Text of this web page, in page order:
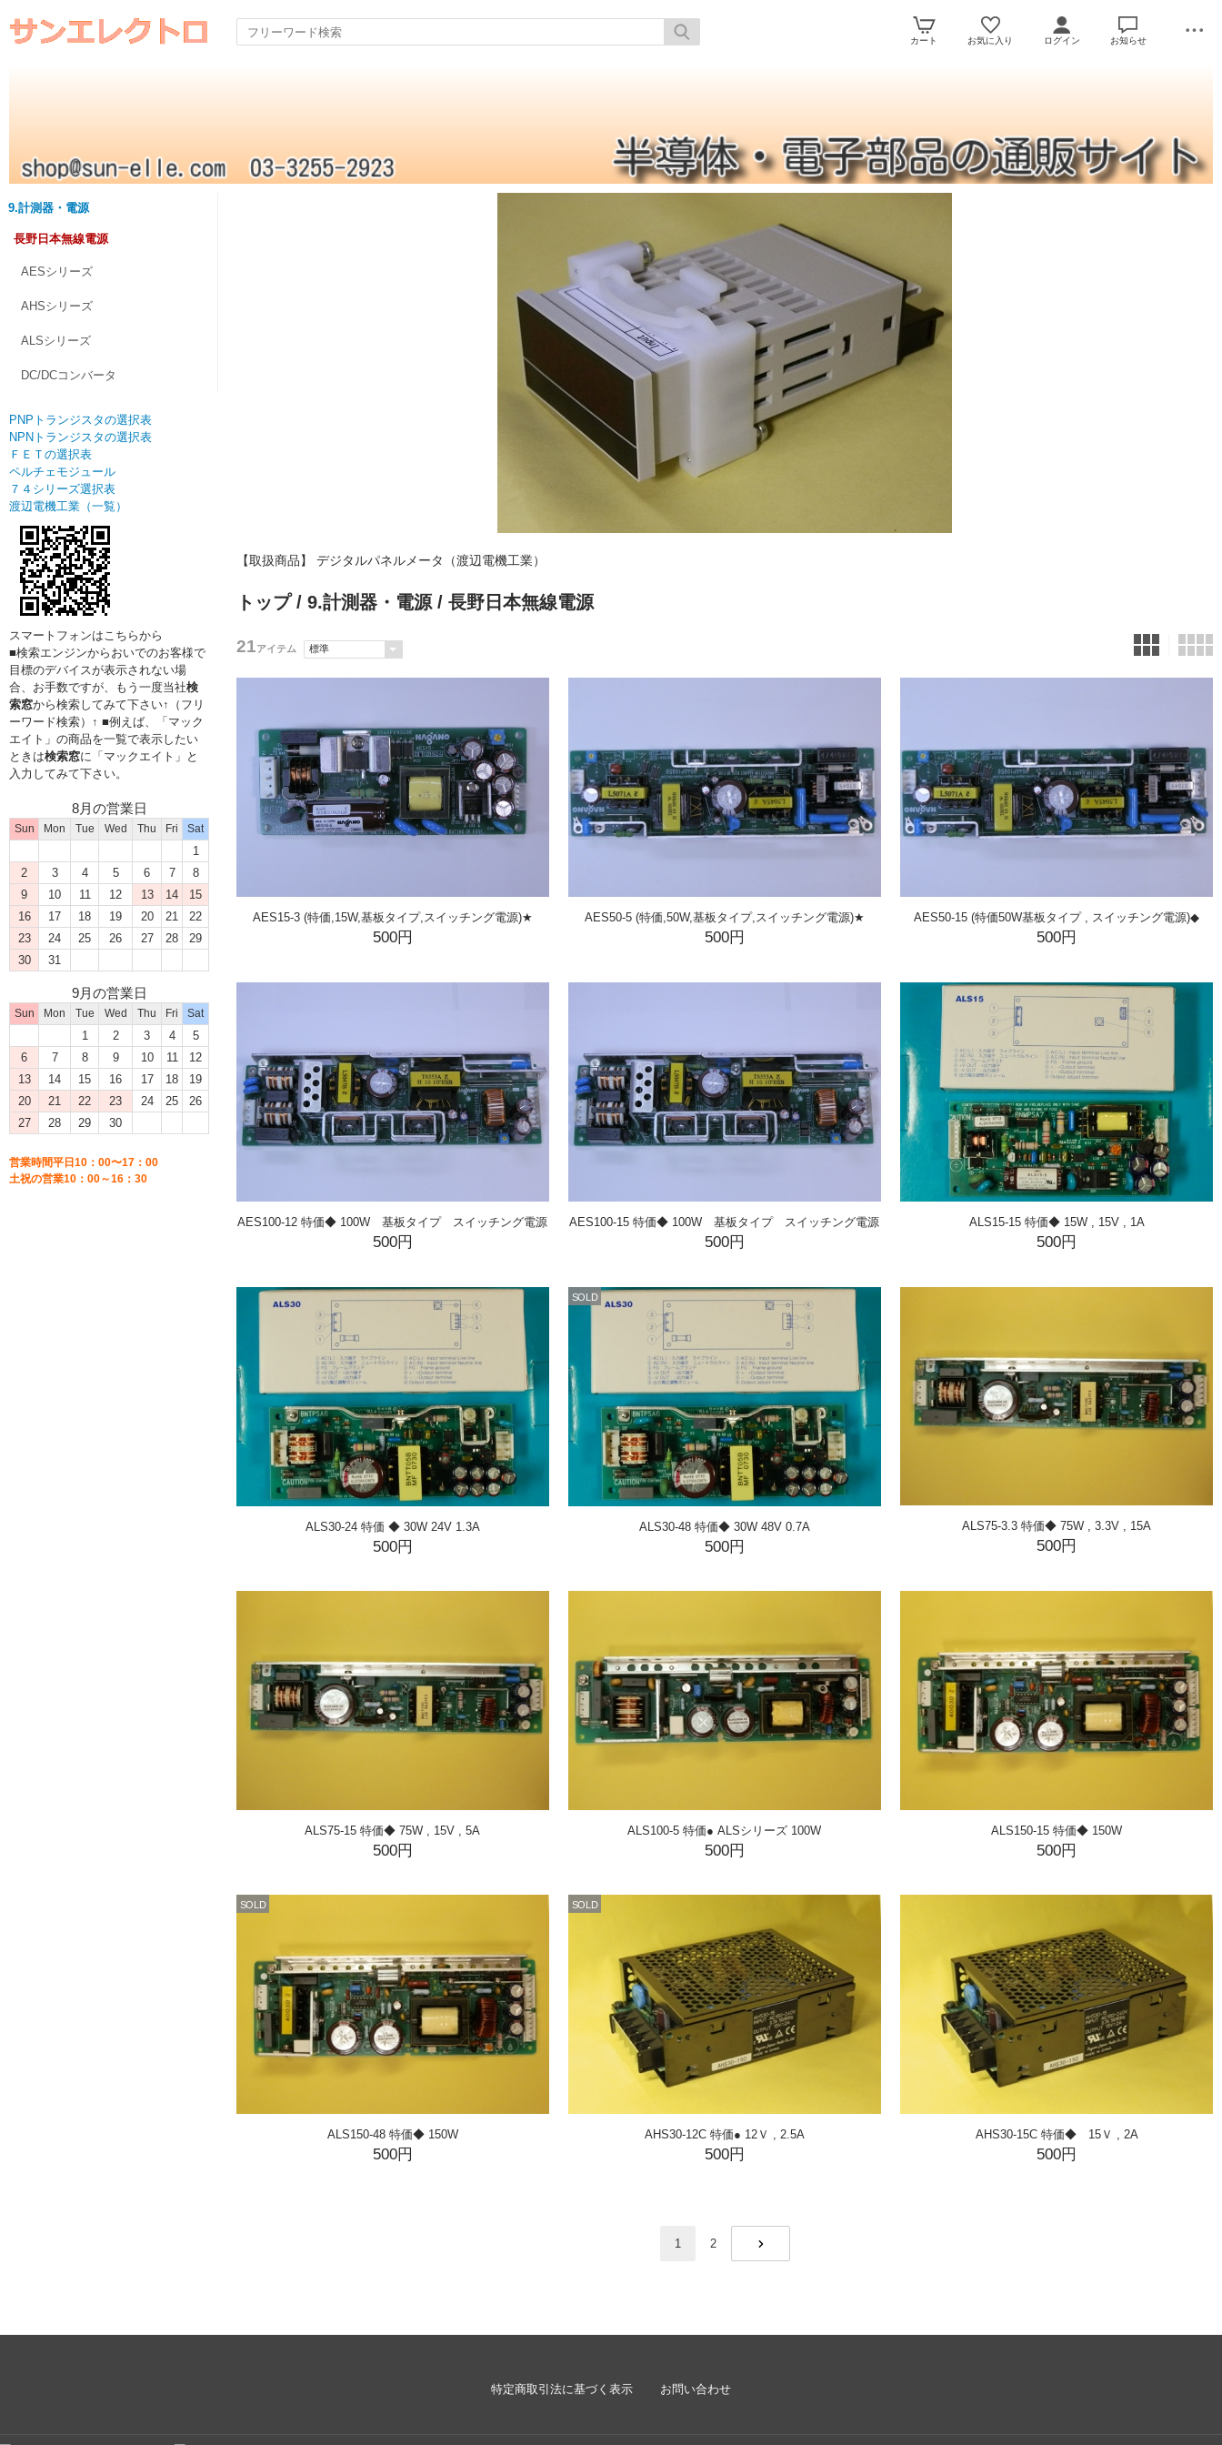
カート お気に入り ログイン お知らせ
9.計測器・電源
長野日本無線電源
AESシリーズ
AHSシリーズ
ALSシリーズ
DC/DCコンバータ
PNPトランジスタの選択表
NPNトランジスタの選択表
ＦＥＴの選択表
ペルチェモジュール
７４シリーズ選択表
渡辺電機工業（一覧）
スマートフォンはこちらから
■検索エンジンからおいでのお客様で
目標のデバイスが表示されない場
合、お手数ですが、もう一度当社検
索窓から検索してみて下さい↑（フリ
ーワード検索）↑ ■例えば、「マック
エイト」の商品を一覧で表示したい
ときは検索窓に「マックエイト」と
入力してみて下さい。
8月の営業日
Sun Mon Tue Wed Thu Fri Sat
1
2
3 4 5 6 7
8
9
10 11 12 13 14
15
16
17 18 19 20 21
22
23
24 25 26 27 28
29
30
31
9月の営業日
Sun Mon Tue Wed Thu Fri Sat
1 2 3 4
5
6
7 8 9 10 11
12
13
14 15 16 17 18
19
20
21 22 23 24 25
26
27
28 29 30
営業時間平日10：00〜17：00
土祝の営業10：00～16：30
【取扱商品】 デジタルパネルメータ（渡辺電機工業）
トップ/ 9.計測器・電源 / 長野日本無線電源
21アイテム
AES15-3 (特価,15W,基板タイプ,スイッチング電源)★
500円
AES50-5 (特価,50W,基板タイプ,スイッチング電源)★
500円
AES50-15 (特価50W基板タイプ , スイッチング電源)◆
500円
AES100-12 特価◆ 100W 基板タイプ スイッチング電源
500円
AES100-15 特価◆ 100W 基板タイプ スイッチング電源
500円
ALS15-15 特価◆ 15W , 15V , 1A
500円
ALS30-24 特価 ◆ 30W 24V 1.3A
500円
SOLD
ALS30-48 特価◆ 30W 48V 0.7A
500円
ALS75-3.3 特価◆ 75W , 3.3V , 15A
500円
ALS75-15 特価◆ 75W , 15V , 5A
500円
ALS100-5 特価● ALSシリーズ 100W
500円
ALS150-15 特価◆ 150W
500円
SOLD
ALS150-48 特価◆ 150W
500円
SOLD
AHS30-12C 特価● 12Ｖ , 2.5A
500円
AHS30-15C 特価◆ 15Ｖ , 2A
500円
1
2
特定商取引法に基づく表示 お問い合わせ